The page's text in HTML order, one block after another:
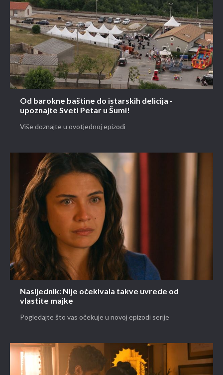
Od barokne baštine do istarskih delicija -
upoznajte Sveti Petar u Šumi!
Više doznajte u ovotjednoj epizodi
Nasljednik: Nije očekivala takve uvrede od
vlastite majke
Pogledajte što vas očekuje u novoj epizodi serije